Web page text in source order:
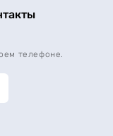
телефоне.